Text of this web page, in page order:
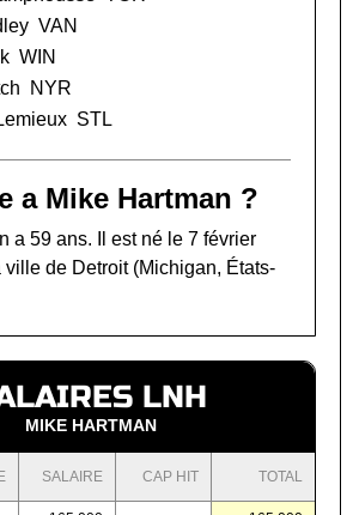
VAN
WIN
NYR
STL
a Mike Hartman ?
a 59 ans. Il est né le 7 février
ville de Detroit (Michigan, États-
LNH
MIKE HARTMAN
SALAIRE CAP HIT TOTAL